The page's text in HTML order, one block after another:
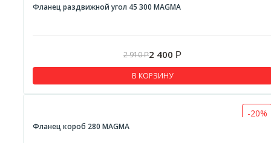
Фланец раздвижной угол 45 300 MAGMA
2 910Р2 400 Р
В КОРЗИНУ
-20%
Фланец короб 280 MAGMA